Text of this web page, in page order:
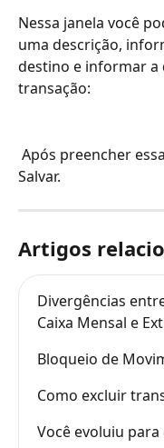
Nessa janela você
uma descrição,
destino e informar a
transação:
Salvar.
Artigos
Divergências
Caixa Mensal e
Bloqueio de
Como excluir
Você evoluiu